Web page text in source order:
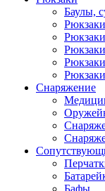
Баулы,
Снаряжение
Бафы